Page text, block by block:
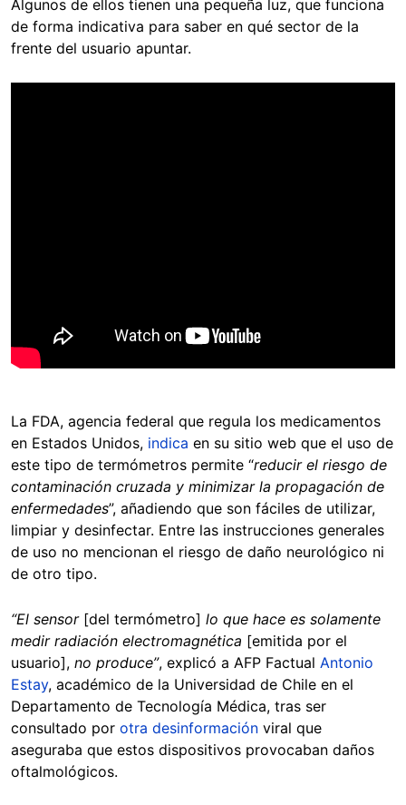
Algunos de ellos tienen una pequeña luz, que funciona
de forma indicativa para saber en qué sector de la
frente del usuario apuntar.
La FDA, agencia federal que regula los medicamentos
en Estados Unidos, indica en su sitio web que el uso de
este tipo de termómetros permite “reducir el riesgo de
contaminación cruzada y minimizar la propagación de
enfermedades”, añadiendo que son fáciles de utilizar,
limpiar y desinfectar. Entre las instrucciones generales
de uso no mencionan el riesgo de daño neurológico ni
de otro tipo.
“El sensor [del termómetro] lo que hace es solamente
medir radiación electromagnética [emitida por el
usuario], no produce”, explicó a AFP Factual Antonio
Estay, académico de la Universidad de Chile en el
Departamento de Tecnología Médica, tras ser
consultado por otra desinformación viral que
aseguraba que estos dispositivos provocaban daños
oftalmológicos.